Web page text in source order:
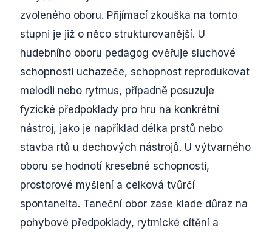
zvoleného oboru. Přijímací zkouška na tomto
stupni je již o něco strukturovanější. U
hudebního oboru pedagog ověřuje sluchové
schopnosti uchazeče, schopnost reprodukovat
melodii nebo rytmus, případně posuzuje
fyzické předpoklady pro hru na konkrétní
nástroj, jako je například délka prstů nebo
stavba rtů u dechových nástrojů. U výtvarného
oboru se hodnotí kresebné schopnosti,
prostorové myšlení a celková tvůrčí
spontaneita. Taneční obor zase klade důraz na
pohybové předpoklady, rytmické cítění a